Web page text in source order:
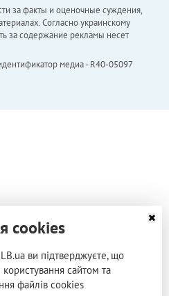
за факты и оценочные суждения,
Согласно украинскому
за содержание рекламы несет
медиа - R40-05097
cookies
ви підтверджуєте, що
сайтом та
файлів cookies